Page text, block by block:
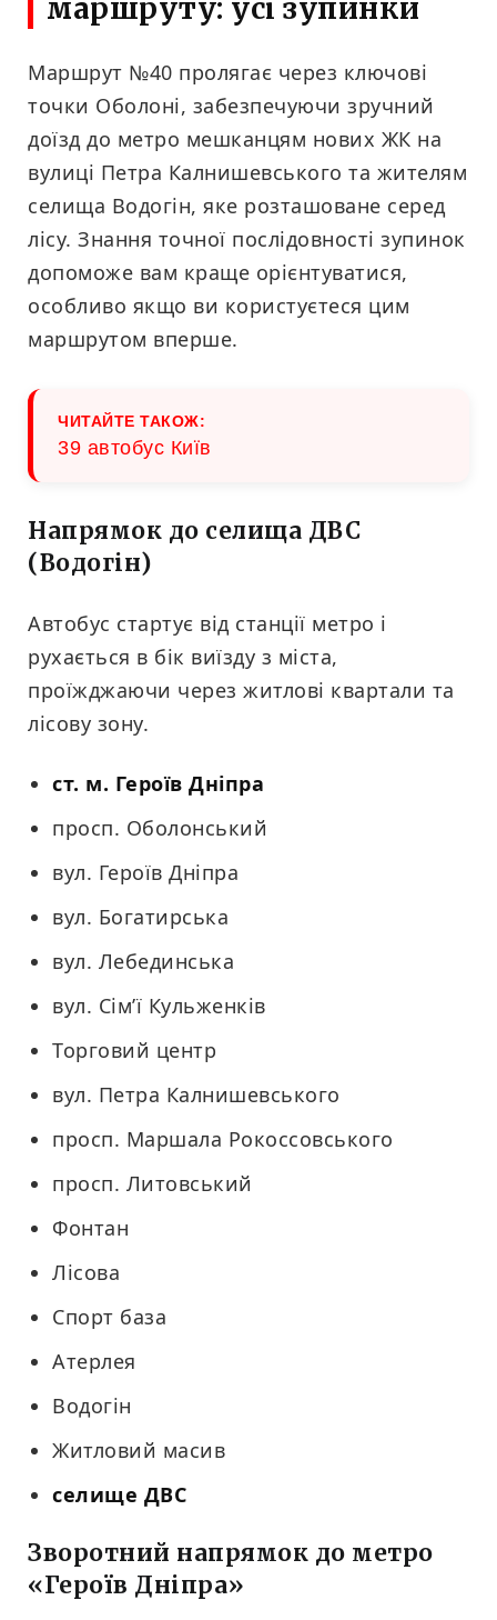
маршруту: усі зупинки
Маршрут №40 пролягає через ключові
точки Оболоні, забезпечуючи зручний
доїзд до метро мешканцям нових ЖК на
вулиці Петра Калнишевського та жителям
селища Водогін, яке розташоване серед
лісу. Знання точної послідовності зупинок
допоможе вам краще орієнтуватися,
особливо якщо ви користуєтеся цим
маршрутом вперше.
ЧИТАЙТЕ ТАКОЖ:
39 автобус Київ
Напрямок до селища ДВС
(Водогін)
Автобус стартує від станції метро і
рухається в бік виїзду з міста,
проїжджаючи через житлові квартали та
лісову зону.
ст. м. Героїв Дніпра
просп. Оболонський
вул. Героїв Дніпра
вул. Богатирська
вул. Лебединська
вул. Сім’ї Кульженків
Торговий центр
вул. Петра Калнишевського
просп. Маршала Рокоссовського
просп. Литовський
Фонтан
Лісова
Спорт база
Атерлея
Водогін
Житловий масив
селище ДВС
Зворотний напрямок до метро
«Героїв Дніпра»